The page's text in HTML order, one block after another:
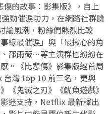
的故事：影集版》，自上
勁催淚功力，在網路社群臉
論風潮，粉絲們熱烈比較
線最催淚」與「最揪心的角
邵雨薇…等主演群也紛紛在
。《比悲傷》影集版經首周
灣 top 10 前三名，更與
《鬼滅之刃》《魷魚遊戲》
迷支持，Netflix 最新釋出